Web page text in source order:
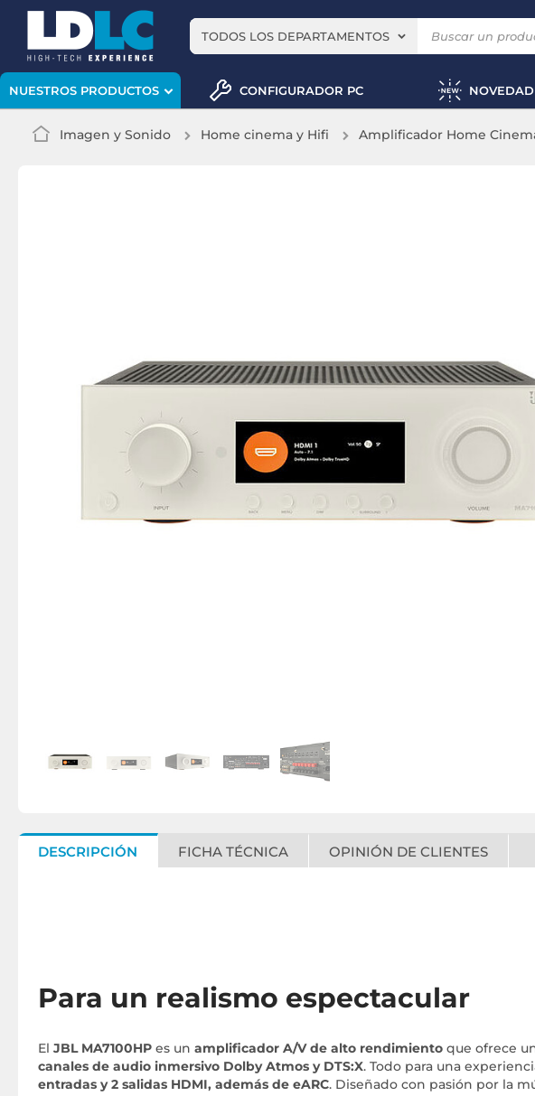
TODOS LOS DEPARTAMENTOS
NUESTROS PRODUCTOS CONFIGURADOR PC
Imagen y Sonido Home cinema y Hifi Amplificador Home
DESCRIPCIÓN FICHA TÉCNICA OPINIÓN DE CLIENTES
Para un realismo espectacular
El JBL MA7100HP es un amplificador A/V de alto rendimiento que ofrece
canales de audio inmersivo Dolby Atmos y DTS:X. Todo para una
entradas y 2 salidas HDMI, además de eARC. Diseñado con pasión por la